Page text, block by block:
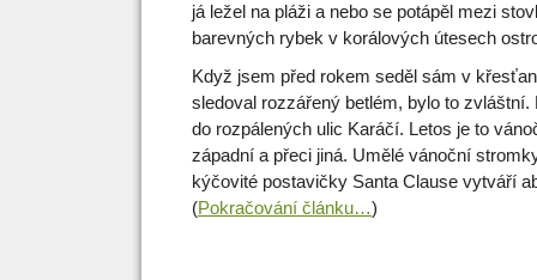
já ležel na pláži a nebo se potápěl mezi
barevných rybek v korálových útesech
Když jsem před rokem seděl sám v
sledoval rozzářený betlém, bylo to
do rozpálených ulic Karáčí. Letos je to
západní a přeci jiná. Umělé vánoční
kýčovité postavičky Santa Clause vytváří
(Pokračování článku…)